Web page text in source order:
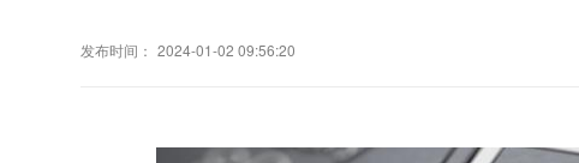
发布时间： 2024-01-02 09:56:20